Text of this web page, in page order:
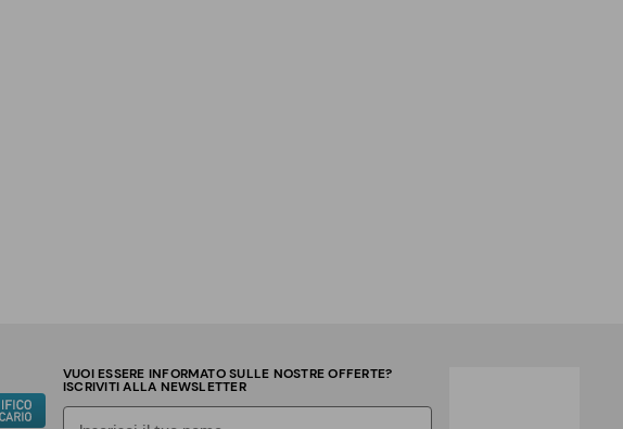
VUOI ESSERE INFORMATO SULLE NOSTRE OFFERTE?
ISCRIVITI ALLA NEWSLETTER